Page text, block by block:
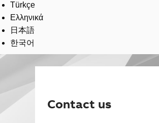
Türkçe
Ελληνικά
日本語
한국어
Contact us